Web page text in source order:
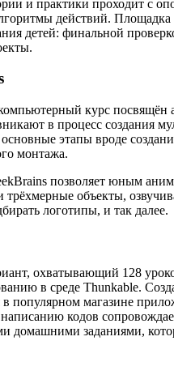
и практики проходит с
действий.
детей: финальной
курс посвящён
в процесс создания
этапы вроде
монтажа.
позволяет юным
трёхмерные объекты,
логотипы, и так далее.
охватывающий 128
в среде Thunkable.
популярном магазине
кодов
домашними заданиями,